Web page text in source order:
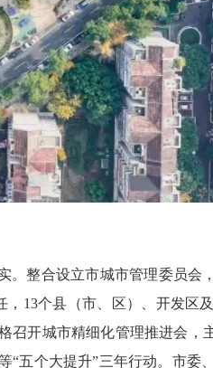
整合设立市城市管理委员会
13个县（市、区）、开发区
开城市精细化管理推进会，
五个大提升”三年行动。市委